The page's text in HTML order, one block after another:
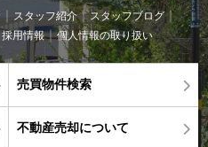
スタッフ紹介
スタッフブログ
採用情報 個人情報の取り扱い
売買物件検索
不動産売却について